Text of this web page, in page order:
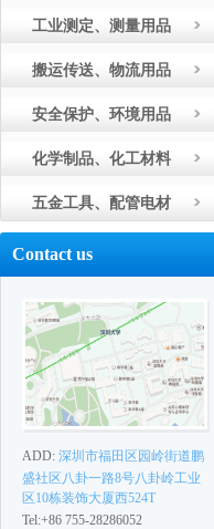
工业测定、测量用品
搬运传送、物流用品
安全保护、环境用品
化学制品、化工材料
五金工具、配管电材
Contact us
ADD: 深圳市福田区园岭街道鹏
盛社区八卦一路8号八卦岭工业
区10栋装饰大厦西524T
Tel:+86 755-28286052